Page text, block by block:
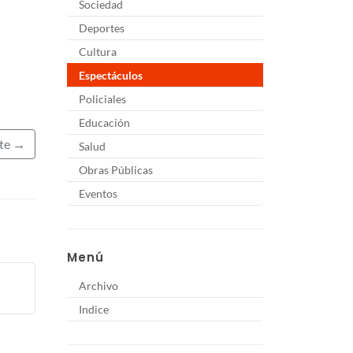
→
Sociedad
Deportes
Cultura
Espectáculos
Policiales
Educación
Salud
Obras Públicas
Eventos
Menú
Archivo
Indice